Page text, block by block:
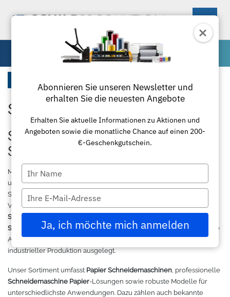
Maschinen
Schneideplotter
Laminierung
Schneidemaschinen
Laserbearbeitung
Direct-to-Film Drucker
Materialien
Übersicht
Applikationsfolie
Oracal 631
Oracal 751
Zubehör
Plottermesser
Roland
Graphtec
ANA-GRAPH
Textil
Poloshirts
Sweatshirt
T-Shirts
Paketlösungen
Makerspace - FabLab
Gut loslegen mit dem Startpacket
Schneidemaschinen
Schneidemaschinen für präzise
Schildproduktion
Moderne Schneidemaschinen
und hochwertigen Schildproduktion. Beischildproduktion.definden
Sie leistungsstarke Lösungen für präzise Schnitte in Materialien wie
Vinyl, Folien, Kunststoff, Papier, Karton und Verbundwerkstoffen. Ob
Schneidemaschine
Schneidemaschine für Papier – unsere Systeme sind speziell auf die
Anforderungen von Werbetechnik, Schilderherstellung und
industrieller Produktion ausgelegt.
Unser Sortiment umfasst Papier Schneidemaschinen, professionelle
Schneidemaschine Papier-Lösungen sowie robuste Modelle für
unterschiedlichste Anwendungen. Dazu zählen auch bekannte
Abonnieren Sie unseren Newsletter und
erhalten Sie die neuesten Angebote
Erhalten Sie aktuelle Informationen zu Aktionen und
Angeboten sowie die monatliche Chance auf einen 200-
€-Geschenkgutschein.
Type
your
name
Type
your
email
Ja, ich möchte mich anmelden